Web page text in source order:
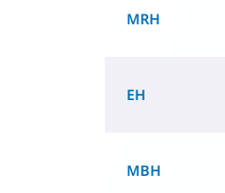
MRH
EH
MBH